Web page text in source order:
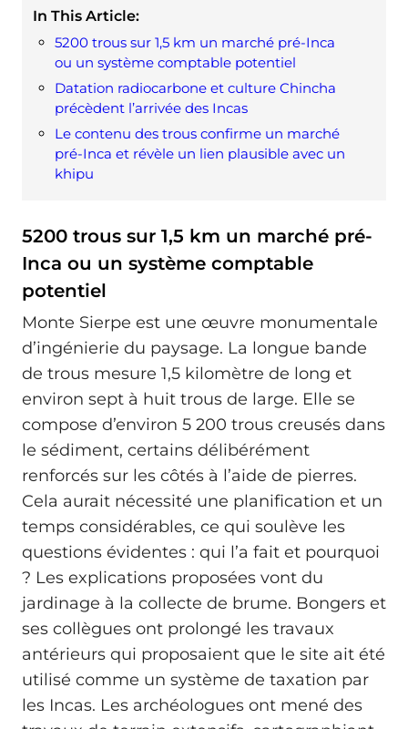
In This Article:
5200 trous sur 1,5 km un marché pré-Inca
ou un système comptable potentiel
Datation radiocarbone et culture Chincha
précèdent l’arrivée des Incas
Le contenu des trous confirme un marché
pré-Inca et révèle un lien plausible avec un
khipu
5200 trous sur 1,5 km un marché pré-
Inca ou un système comptable
potentiel
Monte Sierpe est une œuvre monumentale
d’ingénierie du paysage. La longue bande
de trous mesure 1,5 kilomètre de long et
environ sept à huit trous de large. Elle se
compose d’environ 5 200 trous creusés dans
le sédiment, certains délibérément
renforcés sur les côtés à l’aide de pierres.
Cela aurait nécessité une planification et un
temps considérables, ce qui soulève les
questions évidentes : qui l’a fait et pourquoi
? Les explications proposées vont du
jardinage à la collecte de brume. Bongers et
ses collègues ont prolongé les travaux
antérieurs qui proposaient que le site ait été
utilisé comme un système de taxation par
les Incas. Les archéologues ont mené des